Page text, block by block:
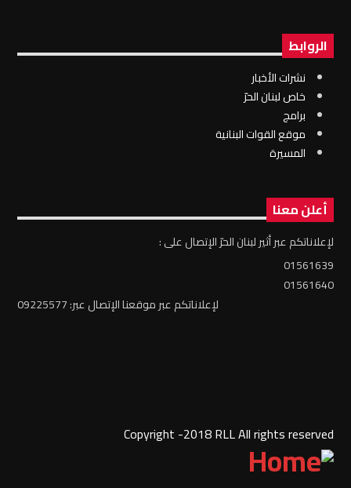
الروابط
نشرات الأخبار
خاص لبنان الحرّ
برامج
موقع القوات البنانية
المسيرة
أعلن معنا
لإعلاناتكم عبر أثير لبنان الحرّ الإتصال على :
01561639
01561640
لإعلاناتكم عبر موقعنا الإتصال عبر: 09225577
Copyright -2018 RLL All rights reserved